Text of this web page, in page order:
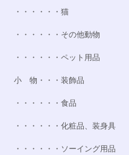
・・・・・・猫
・・・・・・その他動物
・・・・・・ペット用品
小 物・・・装飾品
・・・・・・食品
・・・・・・化粧品、装身具
・・・・・・ソーイング用品